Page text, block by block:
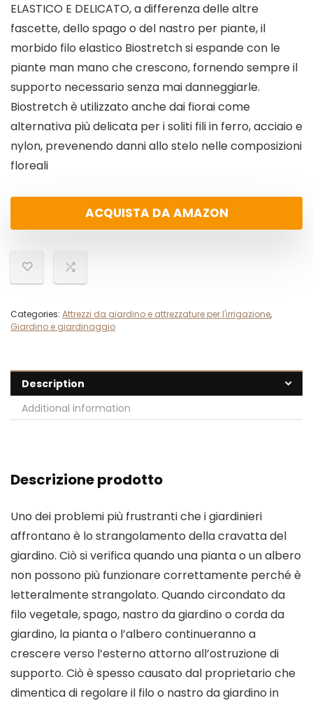
ELASTICO E DELICATO, a differenza delle altre
fascette, dello spago o del nastro per piante, il
morbido filo elastico Biostretch si espande con le
piante man mano che crescono, fornendo sempre il
supporto necessario senza mai danneggiarle.
Biostretch è utilizzato anche dai fiorai come
alternativa più delicata per i soliti fili in ferro, acciaio e
nylon, prevenendo danni allo stelo nelle composizioni
floreali
ACQUISTA DA AMAZON
Categories: Attrezzi da giardino e attrezzature per l'irrigazione,
Giardino e giardinaggio
Description
Additional information
Descrizione prodotto
Uno dei problemi più frustranti che i giardinieri
affrontano è lo strangolamento della cravatta del
giardino. Ciò si verifica quando una pianta o un albero
non possono più funzionare correttamente perché è
letteralmente strangolato. Quando circondato da
filo vegetale, spago, nastro da giardino o corda da
giardino, la pianta o l’albero continueranno a
crescere verso l’esterno attorno all’ostruzione di
supporto. Ciò è spesso causato dal proprietario che
dimentica di regolare il filo o nastro da giardino in